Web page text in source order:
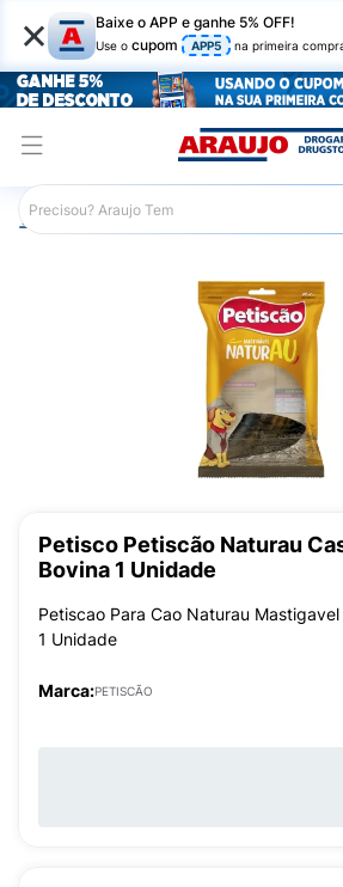
× Baixe o APP e ganhe 5% OFF!
Use o cupom APP5 na primeira
Araujo Pet Shop
Petisco Petiscão Naturau
Bovina 1 Unidade
Petiscao Para Cao Naturau
1 Unidade
Marca:PETISCÃO